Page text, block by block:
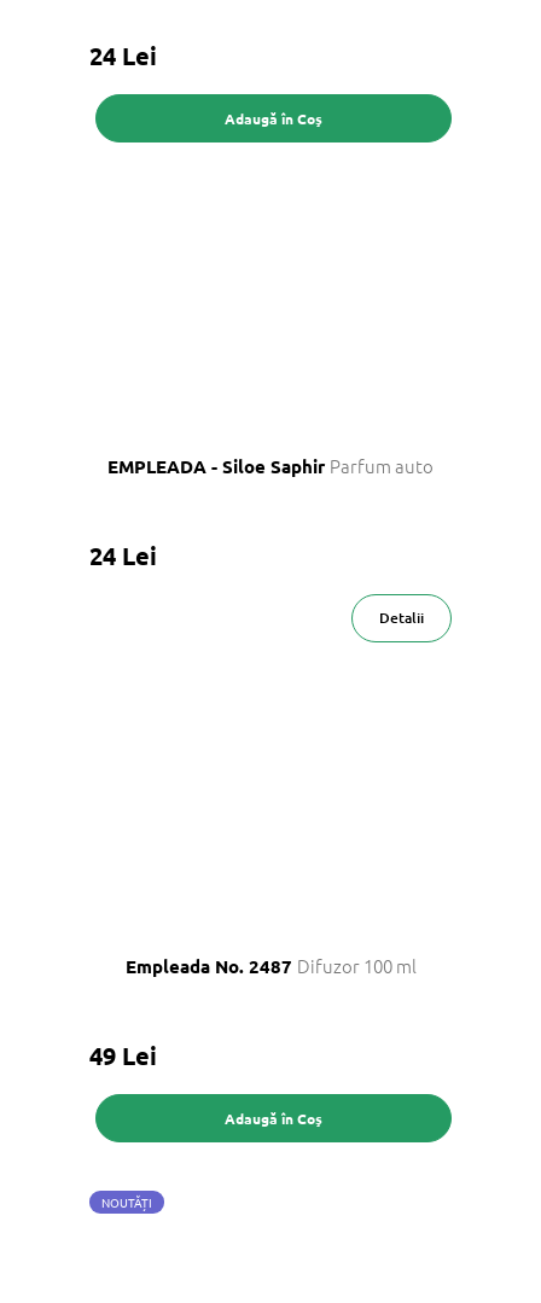
24 Lei
Adaugă în Coş
EMPLEADA - Siloe Saphir Parfum auto
24 Lei
Detalii
Empleada No. 2487 Difuzor 100 ml
49 Lei
Adaugă în Coş
NOUTĂȚI